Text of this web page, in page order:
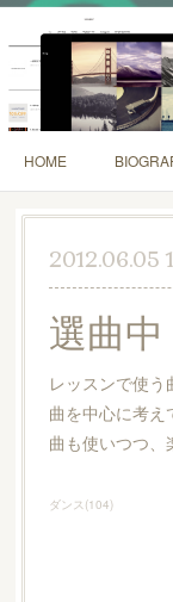
HOME
2012.06.05
選曲中
レッスンで使
曲を中心に考
曲も使いつつ、
ダンス (104)